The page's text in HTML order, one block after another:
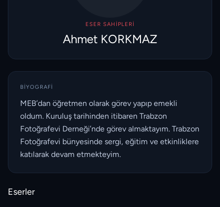
ESER SAHIPLERI
Ahmet KORKMAZ
BIYOGRAFI
MEB’dan öğretmen olarak görev yapıp emekli
oldum. Kuruluş tarihinden itibaren Trabzon
Fotoğrafevi Derneği’nde görev almaktayım. Trabzon
Fotoğrafevi bünyesinde sergi, eğitim ve etkinliklere
katılarak devam etmekteyim.
Eserler